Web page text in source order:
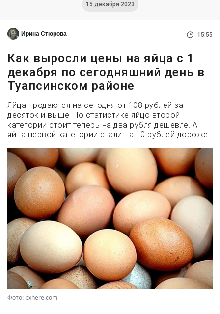
15 декабря 2023
Ирина Стюрова 15:55
Как выросли цены на яйца с 1
декабря по сегодняшний день в
Туапсинском районе
Яйца продаются на сегодня от 108 рублей за
десяток и выше. По статистике яйцо второй
категории стоит теперь на два рубля дешевле. А
яйца первой категории стали на 10 рублей дороже
Фото: pxhere.com